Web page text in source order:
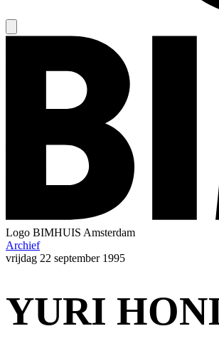
Logo BIMHUIS Amsterdam
Archief
vrijdag 22 september 1995
YURI